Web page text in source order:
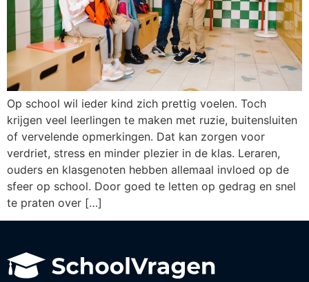
Op school wil ieder kind zich prettig voelen. Toch
krijgen veel leerlingen te maken met ruzie, buitensluiten
of vervelende opmerkingen. Dat kan zorgen voor
verdriet, stress en minder plezier in de klas. Leraren,
ouders en klasgenoten hebben allemaal invloed op de
sfeer op school. Door goed te letten op gedrag en snel
te praten over […]